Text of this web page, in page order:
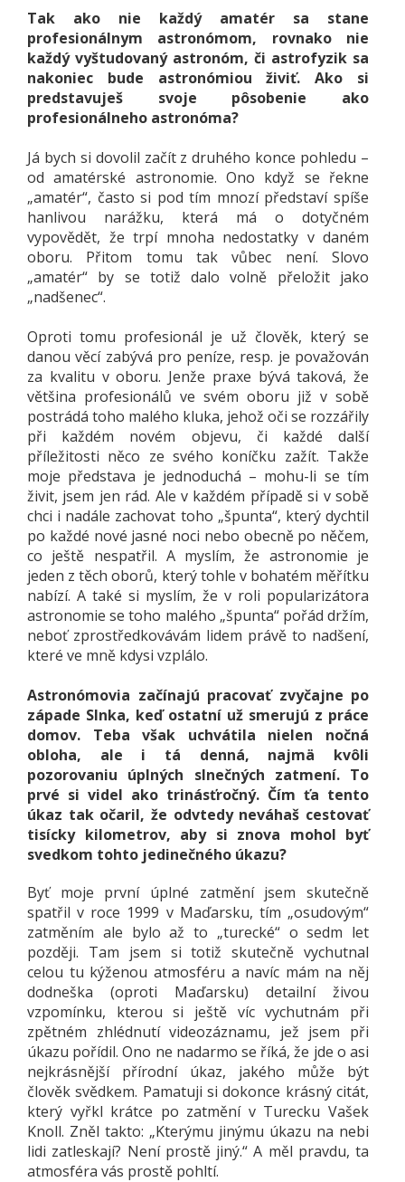
Tak ako nie každý amatér sa stane
profesionálnym astronómom, rovnako nie
každý vyštudovaný astronóm, či astrofyzik sa
nakoniec bude astronómiou živiť. Ako si
predstavuješ svoje pôsobenie ako
profesionálneho astronóma?
Já bych si dovolil začít z druhého konce pohledu –
od amatérské astronomie. Ono když se řekne
„amatér“, často si pod tím mnozí představí spíše
hanlivou narážku, která má o dotyčném
vypovědět, že trpí mnoha nedostatky v daném
oboru. Přitom tomu tak vůbec není. Slovo
„amatér“ by se totiž dalo volně přeložit jako
„nadšenec“.
Oproti tomu profesionál je už člověk, který se
danou věcí zabývá pro peníze, resp. je považován
za kvalitu v oboru. Jenže praxe bývá taková, že
většina profesionálů ve svém oboru již v sobě
postrádá toho malého kluka, jehož oči se rozzářily
při každém novém objevu, či každé další
příležitosti něco ze svého koníčku zažít. Takže
moje představa je jednoduchá – mohu-li se tím
živit, jsem jen rád. Ale v každém případě si v sobě
chci i nadále zachovat toho „špunta“, který dychtil
po každé nové jasné noci nebo obecně po něčem,
co ještě nespatřil. A myslím, že astronomie je
jeden z těch oborů, který tohle v bohatém měřítku
nabízí. A také si myslím, že v roli popularizátora
astronomie se toho malého „špunta“ pořád držím,
neboť zprostředkovávám lidem právě to nadšení,
které ve mně kdysi vzplálo.
Astronómovia začínajú pracovať zvyčajne po
západe Slnka, keď ostatní už smerujú z práce
domov. Teba však uchvátila nielen nočná
obloha, ale i tá denná, najmä kvôli
pozorovaniu úplných slnečných zatmení. To
prvé si videl ako trinásťročný. Čím ťa tento
úkaz tak očaril, že odvtedy neváhaš cestovať
tisícky kilometrov, aby si znova mohol byť
svedkom tohto jedinečného úkazu?
Byť moje první úplné zatmění jsem skutečně
spatřil v roce 1999 v Maďarsku, tím „osudovým“
zatměním ale bylo až to „turecké“ o sedm let
později. Tam jsem si totiž skutečně vychutnal
celou tu kýženou atmosféru a navíc mám na něj
dodneška (oproti Maďarsku) detailní živou
vzpomínku, kterou si ještě víc vychutnám při
zpětném zhlédnutí videozáznamu, jež jsem při
úkazu pořídil. Ono ne nadarmo se říká, že jde o asi
nejkrásnější přírodní úkaz, jakého může být
člověk svědkem. Pamatuji si dokonce krásný citát,
který vyřkl krátce po zatmění v Turecku Vašek
Knoll. Zněl takto: „Kterýmu jinýmu úkazu na nebi
lidi zatleskají? Není prostě jiný.“ A měl pravdu, ta
atmosféra vás prostě pohltí.